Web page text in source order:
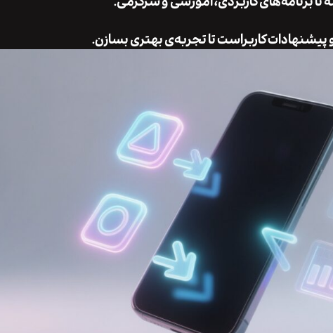
کاربراست تا تجربه‌ی بهتری بسازن.